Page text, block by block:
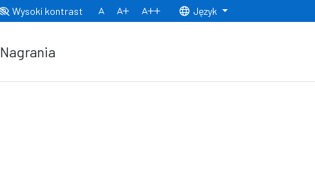
Wysoki kontrast
Normalny rozmiar czcionki
Rozmiar czcionki 150% Rozmiar czcionki 200%
Język
Nagrania